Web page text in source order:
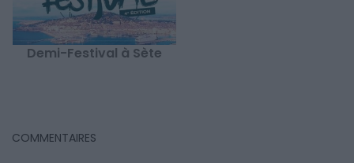
Demi-Festival à Sète
COMMENTAIRES